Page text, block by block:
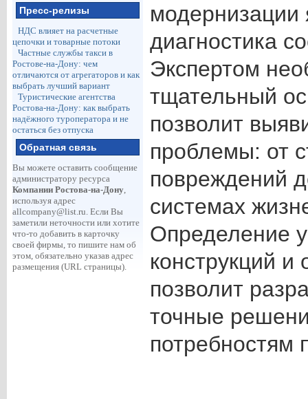
Пресс-релизы
НДС влияет на расчетные
цепочки и товарные потоки
Частные службы такси в
Ростове-на-Дону: чем
отличаются от агрегаторов и как
выбрать лучший вариант
Туристические агентства
Ростова-на-Дону: как выбрать
надёжного туроператора и не
остаться без отпуска
Обратная связь
Вы можете оставить сообщение
администратору ресурса
Компании Ростова-на-Дону,
используя адрес
allcompany@list.ru. Если Вы
заметили неточности или хотите
что-то добавить в карточку
своей фирмы, то пишите нам об
этом, обязательно указав адрес
размещения (URL страницы).
модернизации
диагностика
Экспертом
тщательный
позволит
проблемы: от
повреждений
системах
Определение
конструкций и
позволит
точные
потребностям